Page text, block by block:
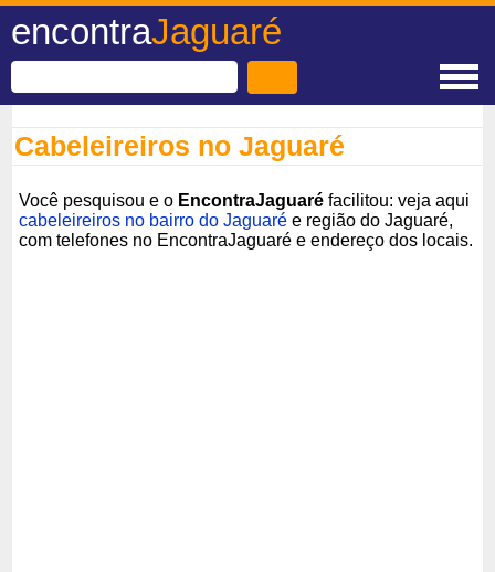
encontraJaguaré
Cabeleireiros no Jaguaré
Você pesquisou e o EncontraJaguaré facilitou: veja aqui
cabeleireiros no bairro do Jaguaré e região do Jaguaré,
com telefones no EncontraJaguaré e endereço dos locais.